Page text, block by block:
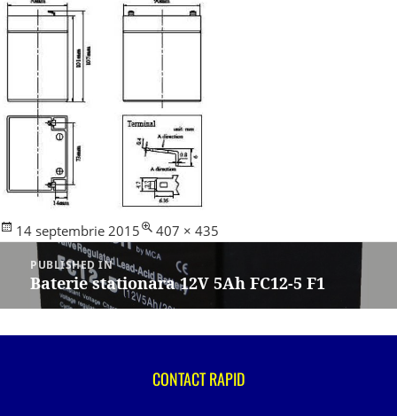
Posted
14 septembrie 2015
Full
size
407 × 435
Navigare
articole
PUBLISHED IN
Baterie stationara 12V 5Ah FC12-5 F1
CONTACT RAPID